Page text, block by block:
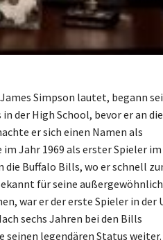
Simpson lautet, begann
der High School, bevor er an die
er sich einen Namen als
Jahr 1969 als erster Spieler im
die Buffalo Bills, wo er schnell
für seine
war er der erste Spieler in der
sechs Jahren bei den Bills
seinen legendären Status weiter.